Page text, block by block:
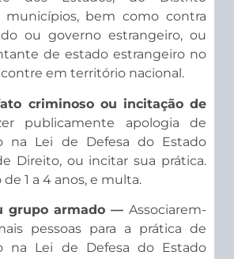
municípios, bem como contra
ou governo estrangeiro, ou
de estado estrangeiro no
em território nacional.
criminoso ou incitação de
publicamente apologia de
na Lei de Defesa do Estado
Direito, ou incitar sua prática.
de 1 a 4 anos, e multa.
grupo armado — Associarem-
pessoas para a prática de
na Lei de Defesa do Estado